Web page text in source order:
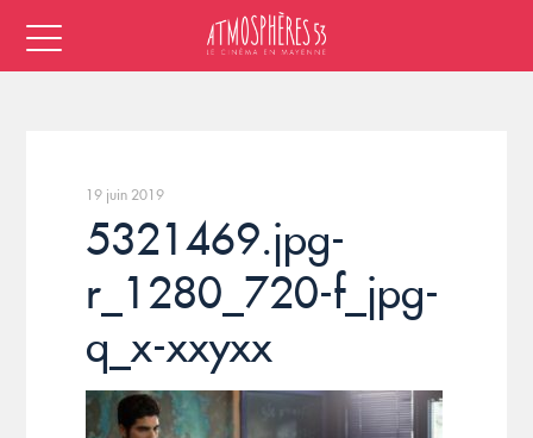
19 juin 2019
5321469.jpg-
r_1280_720-f_jpg-
q_x-xxyxx